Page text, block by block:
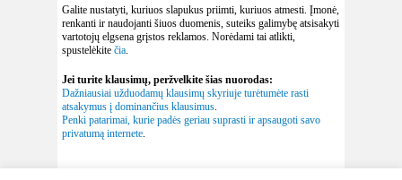
Galite nustatyti, kuriuos slapukus priimti, kuriuos atmesti. Įmonė,
renkanti ir naudojanti šiuos duomenis, suteiks galimybę atsisakyti
vartotojų elgsena grįstos reklamos. Norėdami tai atlikti,
spustelėkite čia.
Jei turite klausimų, peržvelkite šias nuorodas:
Dažniausiai užduodamų klausimų skyriuje turėtumėte rasti
atsakymus į dominančius klausimus.
Penki patarimai, kurie padės geriau suprasti ir apsaugoti savo
privatumą internete.